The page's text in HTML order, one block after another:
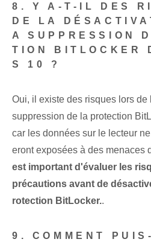
8. Y A-T-IL DES
DE LA
A SUPPRESSION
TION BITLOCKER
S 10 ?
Oui, il existe des risques lors
suppression de la protection
car les données sur le lecteur
eront exposées à des menaces
est important d'évaluer les
précautions avant de
rotection BitLocker..
9. COMMENT